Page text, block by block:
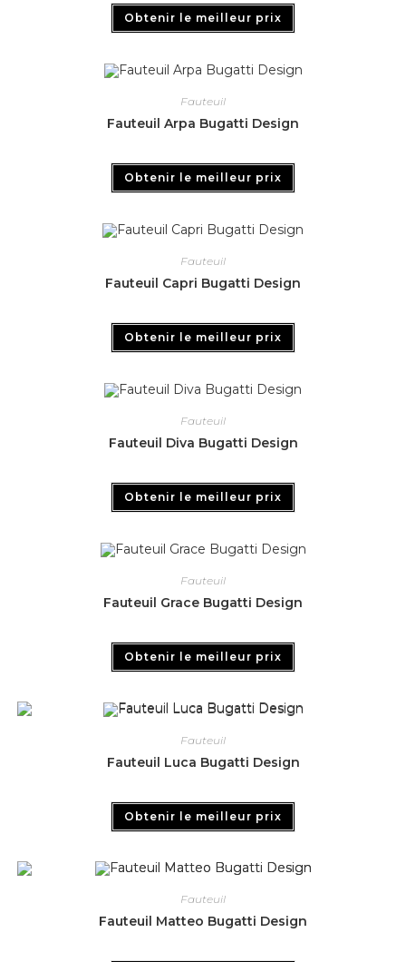
Obtenir le meilleur prix
Fauteuil
Fauteuil Arpa Bugatti Design
Obtenir le meilleur prix
Fauteuil
Fauteuil Capri Bugatti Design
Obtenir le meilleur prix
Fauteuil
Fauteuil Diva Bugatti Design
Obtenir le meilleur prix
Fauteuil
Fauteuil Grace Bugatti Design
Obtenir le meilleur prix
Fauteuil
Fauteuil Luca Bugatti Design
Obtenir le meilleur prix
Fauteuil
Fauteuil Matteo Bugatti Design